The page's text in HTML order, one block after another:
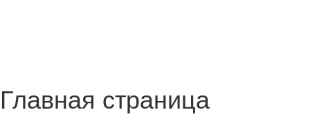
Главная страница